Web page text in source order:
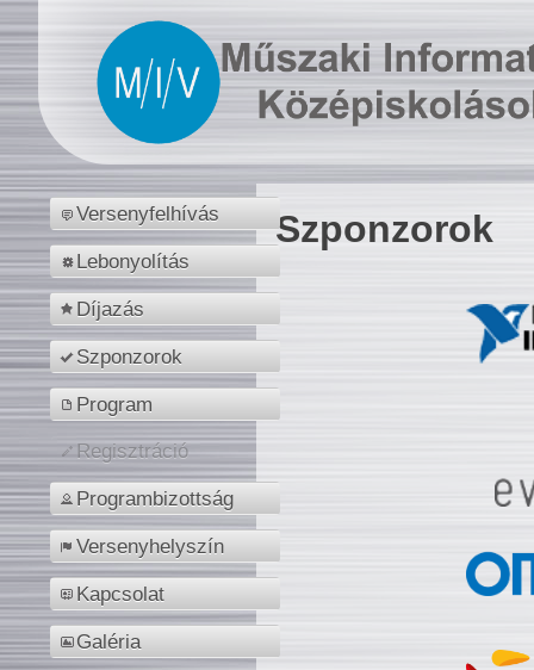
Versenyfelhívás
Lebonyolítás
Díjazás
Szponzorok
Program
Regisztráció
Programbizottság
Versenyhelyszín
Kapcsolat
Galéria
Szponzorok